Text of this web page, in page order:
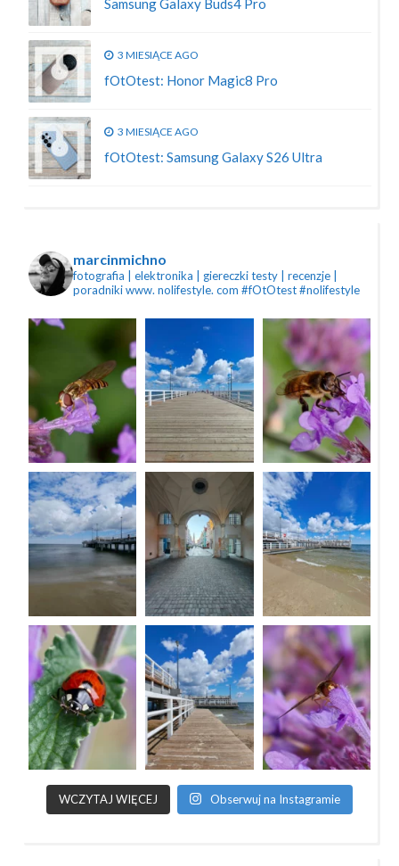
Samsung Galaxy Buds4 Pro
3 MIESIĄCE AGO
fOtOtest: Honor Magic8 Pro
3 MIESIĄCE AGO
fOtOtest: Samsung Galaxy S26 Ultra
marcinmichno
fotografia | elektronika | giereczkitesty | recenzje |
poradnikiwww. nolifestyle. com #fOtOtest #nolifestyle
WCZYTAJ WIĘCEJ Obserwuj na Instagramie